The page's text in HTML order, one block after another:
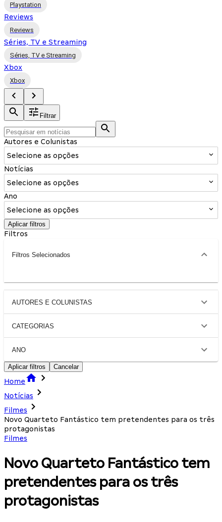
Playstation
Reviews
Reviews
Séries, TV e Streaming
Séries, TV e Streaming
Xbox
Xbox
Filtrar
Autores e Colunistas
Selecione as opções
Notícias
Selecione as opções
Ano
Selecione as opções
Aplicar filtros
Filtros
Filtros Selecionados
AUTORES E COLUNISTAS
CATEGORIAS
ANO
Aplicar filtros Cancelar
Home
Notícias
Filmes
Novo Quarteto Fantástico tem pretendentes para os três
protagonistas
Filmes
Novo Quarteto Fantástico tem
pretendentes para os três
protagonistas